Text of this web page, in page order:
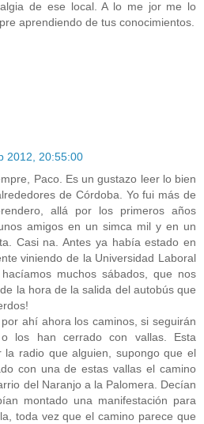
de ese local. A lo me jor me lo
aprendiendo de tus conocimientos.
2012, 20:55:00
Paco. Es un gustazo leer lo bien
de Córdoba. Yo fui más de
allá por los primeros años
amigos en un simca mil y en un
Casi na. Antes ya había estado en
viniendo de la Universidad Laboral
muchos sábados, que nos
la hora de la salida del autobús que
ahí ahora los caminos, si seguirán
o los han cerrado con vallas. Esta
la radio que alguien, supongo que el
con una de estas vallas el camino
del Naranjo a la Palomera. Decían
montado una manifestación para
toda vez que el camino parece que